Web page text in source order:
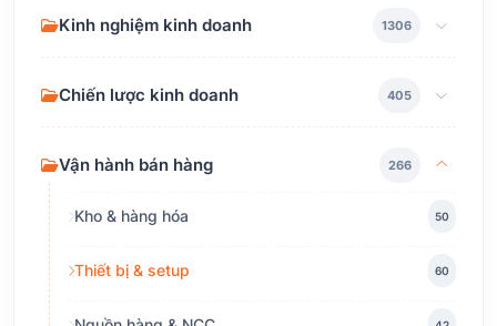
Kinh nghiệm kinh doanh 1306
Chiến lược kinh doanh 405
Vận hành bán hàng 266
Kho & hàng hóa 50
Thiết bị & setup 60